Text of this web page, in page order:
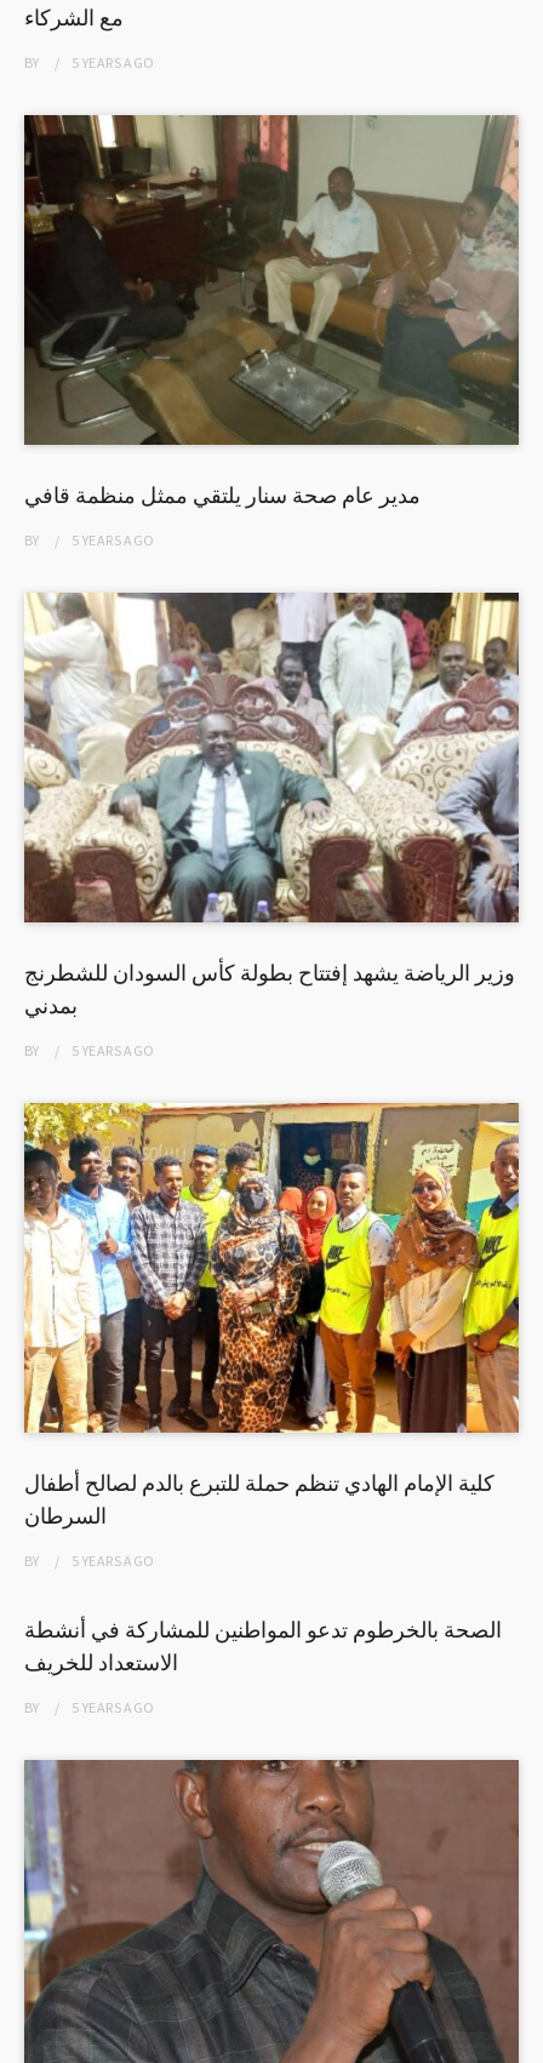
مع الشركاء
BY 5 YEARSAGO
مدير عام صحة سنار يلتقي ممثل منظمة قافي
BY 5 YEARSAGO
وزير الرياضة يشهد إفتتاح بطولة كأس السودان للشطرنج
بمدني
BY 5 YEARSAGO
كلية الإمام الهادي تنظم حملة للتبرع بالدم لصالح أطفال
السرطان
BY 5 YEARSAGO
الصحة بالخرطوم تدعو المواطنين للمشاركة في أنشطة
الاستعداد للخريف
BY 5 YEARSAGO